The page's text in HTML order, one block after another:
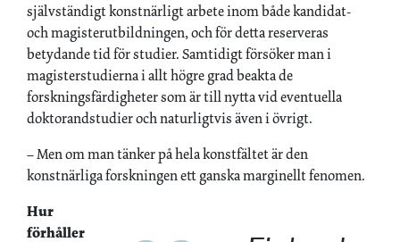
självständigt konstnärligt arbete inom både kandidat-
och magisterutbildningen, och för detta reserveras
betydande tid för studier. Samtidigt försöker man i
magisterstudierna i allt högre grad beakta de
forskningsfärdigheter som är till nytta vid eventuella
doktorandstudier och naturligtvis även i övrigt.
– Men om man tänker på hela konstfältet är den
konstnärliga forskningen ett ganska marginellt fenomen.
Hur
förhåller